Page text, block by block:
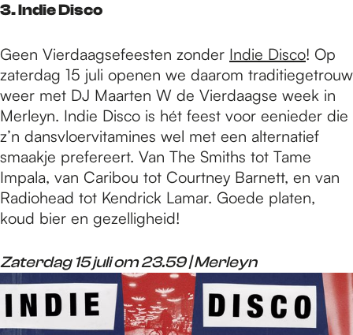
3. Indie Disco
Geen Vierdaagsefeesten zonder Indie Disco! Op
zaterdag 15 juli openen we daarom traditiegetrouw
weer met DJ Maarten W de Vierdaagse week in
Merleyn. Indie Disco is hét feest voor eenieder die
z’n dansvloervitamines wel met een alternatief
smaakje prefereert. Van The Smiths tot Tame
Impala, van Caribou tot Courtney Barnett, en van
Radiohead tot Kendrick Lamar. Goede platen,
koud bier en gezelligheid!
Zaterdag 15 juli om 23.59 | Merleyn